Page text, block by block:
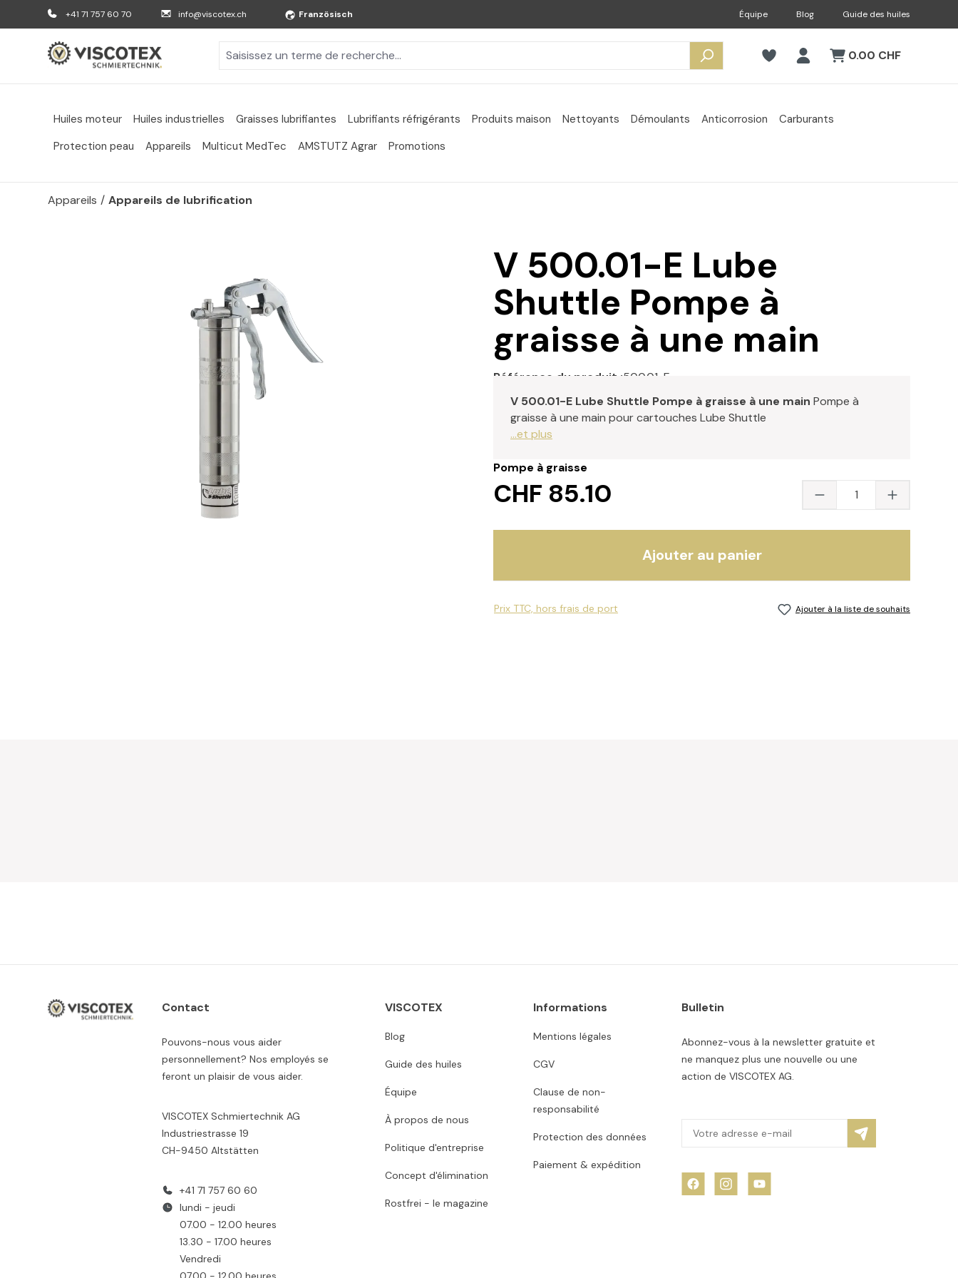
au contenu principal
Aller à la recherche
Aller à la navigation principale
+41 71 757 60 70 info@viscotex.ch Französisch Équipe Blog Guide des huiles
0.00 CHF
Huiles moteur Huiles industrielles Graisses lubrifiantes Lubrifiants réfrigérants Produits maison Nettoyants Démoulants Anticorrosion
Carburants
Protection peau
Appareils Multicut MedTec AMSTUTZ Agrar Promotions
Appareils / Appareils de lubrification
V 500.01-E Lube
Shuttle Pompe à
graisse à une main
Référence du produit :500.01-E
V 500.01-E Lube Shuttle Pompe à graisse à une main Pompe à
graisse à une main pour cartouches Lube Shuttle
...et plus
Pompe à graisse
CHF 85.10 Quantité du
Ajouter au panier
Prix TTC, hors frais de port Ajouter à la liste de souhaits
Contact
Pouvons-nous vous aider
personnellement? Nos employés se
feront un plaisir de vous aider.
VISCOTEX Schmiertechnik AG
Industriestrasse 19
CH-9450 Altstätten
+41 71 757 60 60
lundi - jeudi
07.00 - 12.00 heures
13.30 - 17.00 heures
Vendredi
VISCOTEX
Blog
Guide des huiles
Équipe
À propos de nous
Politique d'entreprise
Concept d'élimination
Rostfrei - le magazine
Informations
Mentions légales
CGV
Clause de non-
responsabilité
Protection des données
Paiement & expédition
Bulletin
Abonnez-vous à la newsletter gratuite et
ne manquez plus une nouvelle ou une
action de VISCOTEX AG.